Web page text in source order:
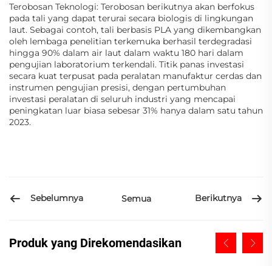
Terobosan Teknologi: Terobosan berikutnya akan berfokus
pada tali yang dapat terurai secara biologis di lingkungan
laut. Sebagai contoh, tali berbasis PLA yang dikembangkan
oleh lembaga penelitian terkemuka berhasil terdegradasi
hingga 90% dalam air laut dalam waktu 180 hari dalam
pengujian laboratorium terkendali. Titik panas investasi
secara kuat terpusat pada peralatan manufaktur cerdas dan
instrumen pengujian presisi, dengan pertumbuhan
investasi peralatan di seluruh industri yang mencapai
peningkatan luar biasa sebesar 31% hanya dalam satu tahun
2023.
Sebelumnya Semua Berikutnya
Produk yang Direkomendasikan